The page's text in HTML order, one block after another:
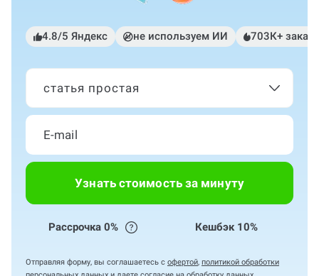
4.8/5 Яндекс не используем ИИ 703К+
статья простая
Узнать стоимость за минуту
Рассрочка 0% Кешбэк 10%
Отправляя форму, вы соглашаетесь с офертой, политикой обработки